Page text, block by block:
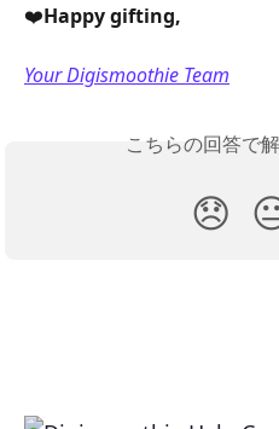
❤️Happy gifting,
Your Digismoothie Team
こちらの回答で
😞